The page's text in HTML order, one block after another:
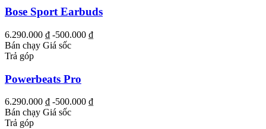
Bose Sport Earbuds
6.290.000 ₫ -500.000 ₫
Bán chạy Giá sốc
Trả góp
Powerbeats Pro
6.290.000 ₫ -500.000 ₫
Bán chạy Giá sốc
Trả góp